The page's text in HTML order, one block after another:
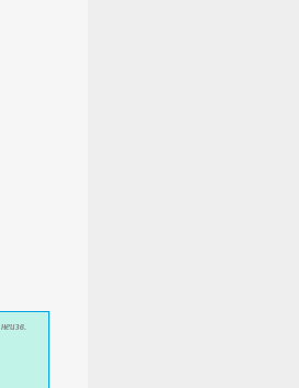
неизв.